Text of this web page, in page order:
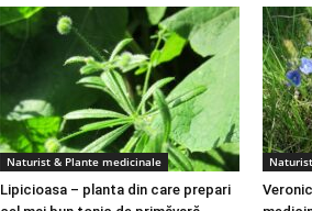
Naturist & Plante medicinale
Lipicioasa – planta din care prepari